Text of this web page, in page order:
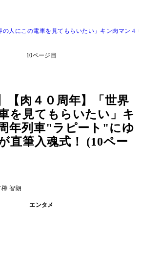
の人にこの電車を見てもらいたい」キン肉マン
10ページ目
【肉４０周年】「世界
を見てもらいたい」キ
年列車"ラピート"にゆ
直筆入魂式！ (10ペー
智朗
エンタメ